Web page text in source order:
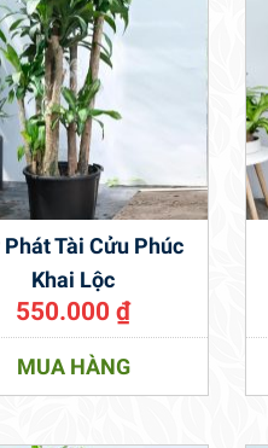
Phát Tài Cửu Phúc
Khai Lộc
550.000₫
MUA HÀNG